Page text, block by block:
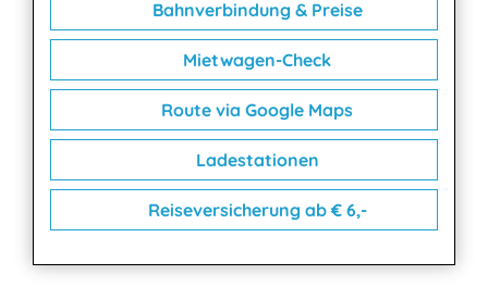
Bahnverbindung & Preise
Mietwagen-Check
Route via Google Maps
Ladestationen
Reiseversicherung ab € 6,-